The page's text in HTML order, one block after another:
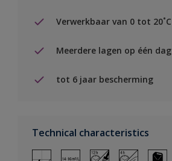
Verwerkbaar van 0 tot 20˚C
Meerdere lagen op één dag
tot 6 jaar bescherming
Technical characteristics